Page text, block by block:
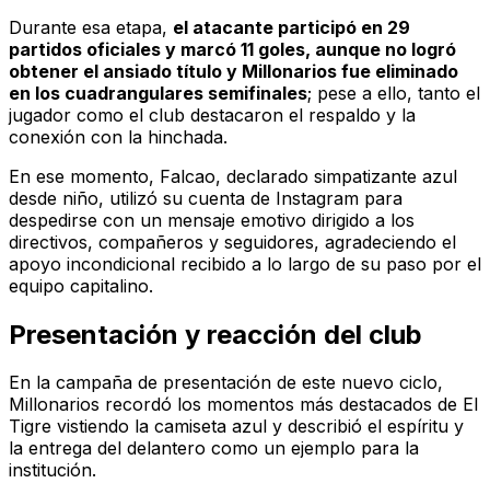
Durante esa etapa, el atacante participó en 29
partidos oficiales y marcó 11 goles, aunque no logró
obtener el ansiado título y Millonarios fue eliminado
en los cuadrangulares semifinales; pese a ello, tanto el
jugador como el club destacaron el respaldo y la
conexión con la hinchada.
En ese momento, Falcao, declarado simpatizante azul
desde niño, utilizó su cuenta de Instagram para
despedirse con un mensaje emotivo dirigido a los
directivos, compañeros y seguidores, agradeciendo el
apoyo incondicional recibido a lo largo de su paso por el
equipo capitalino.
Presentación y reacción del club
En la campaña de presentación de este nuevo ciclo,
Millonarios recordó los momentos más destacados de El
Tigre vistiendo la camiseta azul y describió el espíritu y
la entrega del delantero como un ejemplo para la
institución.